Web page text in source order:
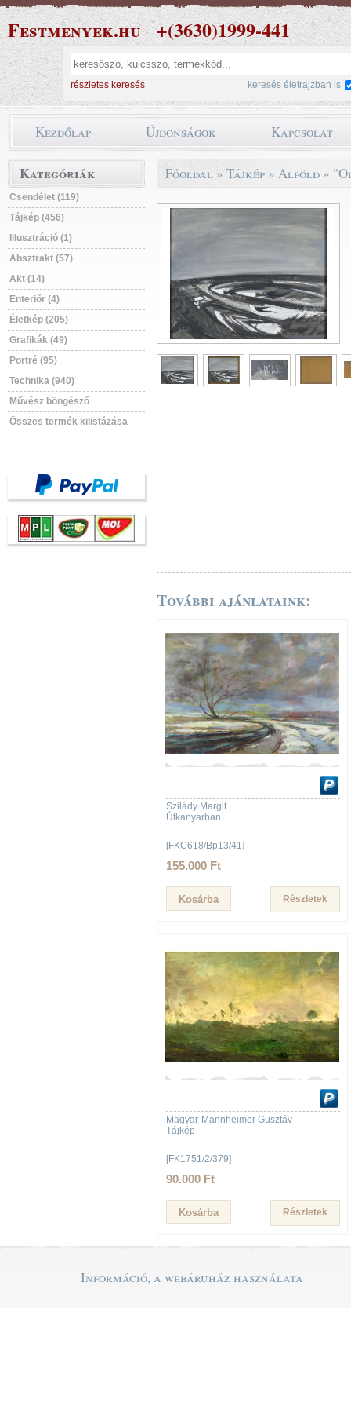
Festmenyek.hu +(3630)1999-441
részletes keresés keresés életrajzban is
Kezdőlap Újdonságok Kapcsolat
Kategóriák
Csendélet (119)
Tájkép (456)
Illusztráció (1)
Absztrakt (57)
Akt (14)
Enteriőr (4)
Életkép (205)
Grafikák (49)
Portré (95)
Technika (940)
Művész böngésző
Összes termék kilistázása
Főoldal » Tájkép » Alföld »
További ajánlataink:
Szilády Margit
Útkanyarban
[FKC618/Bp13/41]
155.000 Ft
Részletek
Magyar-Mannheimer Gusztáv
Tájkép
[FK1751/2/379]
90.000 Ft
Részletek
Információ, a webáruház használata